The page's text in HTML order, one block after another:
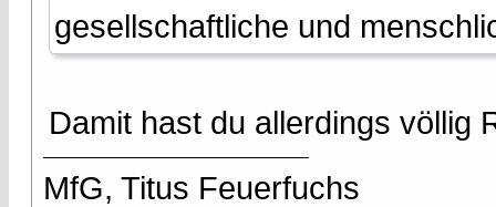
gesellschaftliche und
Damit hast du allerdings völlig
MfG, Titus Feuerfuchs